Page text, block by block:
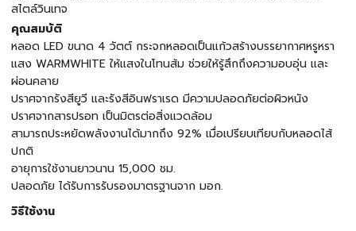
สไตล์วินเทจ
คุณสมบัติ
หลอด LED ขนาด 4 วัตต์ กระจกหลอดเป็นแก้วสร้างบรรยากาศหรูหรา
แสง WARMWHITE ให้แสงในโทนส้ม ช่วยให้รู้สึกถึงความอบอุ่น และ
ผ่อนคลาย
ปราศจากรังสียูวี และรังสีอินฟราเรด มีความปลอดภัยต่อผิวหนัง
ปราศจากสารปรอท เป็นมิตรต่อสิ่งแวดล้อม
สามารถประหยัดพลังงานได้มากถึง 92% เมื่อเปรียบเทียบกับหลอดไส้
ปกติ
อายุการใช้งานยาวนาน 15,000 ชม.
ปลอดภัย ได้รับการรับรองมาตรฐานจาก มอก.
วิธีใช้งาน